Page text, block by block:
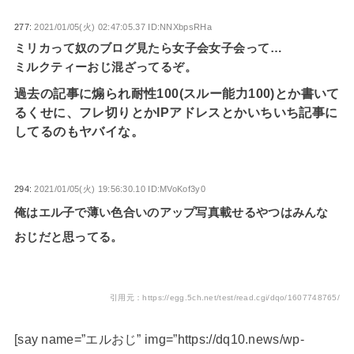
277:2021/01/05(火) 02:47:05.37 ID:NNXbpsRHa
ミリカって奴のブログ見たら女子会女子会って…
ミルクティーおじ混ざってるぞ。
過去の記事に煽られ耐性100(スルー能力100)とか書いて
るくせに、フレ切りとかIPアドレスとかいちいち記事に
してるのもヤバイな。
294:2021/01/05(火) 19:56:30.10 ID:MVoKof3y0
俺はエル子で薄い色合いのアップ写真載せるやつはみんな
おじだと思ってる。
引用元：https://egg.5ch.net/test/read.cgi/dqo/1607748765/
[say name=”エルおじ” img=”https://dq10.news/wp-